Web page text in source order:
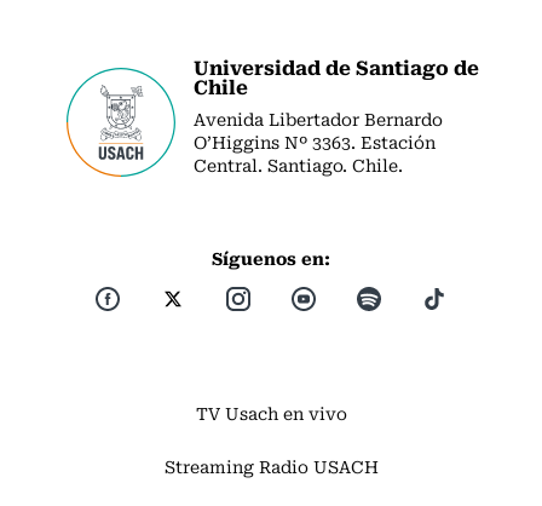
Universidad de Santiago de
Chile
Avenida Libertador Bernardo
O’Higgins Nº 3363. Estación
Central. Santiago. Chile.
Síguenos en:
TV Usach en vivo
Streaming Radio USACH